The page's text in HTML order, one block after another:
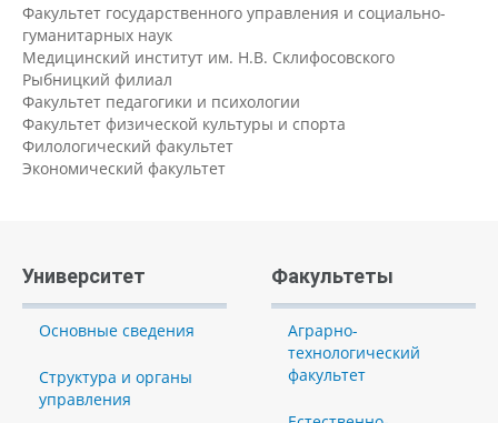
Факультет государственного управления и социально-
гуманитарных наук
Медицинский институт им. Н.В. Склифосовского
Рыбницкий филиал
Факультет педагогики и психологии
Факультет физической культуры и спорта
Филологический факультет
Экономический факультет
Университет
Основные сведения
Структура и органы
управления
Факультеты
Аграрно-
технологический
факультет